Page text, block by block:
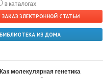
в каталогах
ЗАКАЗ ЭЛЕКТРОННОЙ СТАТЬИ
БИБЛИОТЕКА ИЗ ДОМА
Как молекулярная генетика